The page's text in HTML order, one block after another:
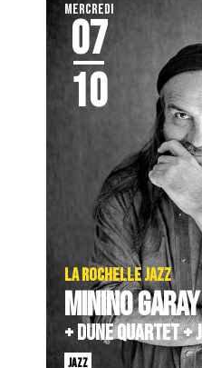
MERCREDI
07
10
LA ROCHELLE JAZZ
MININO
+ DUNE QUARTET +
JAZZ